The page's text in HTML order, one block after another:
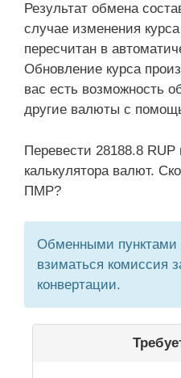
Результат обмена
случае изменения
пересчитан в
Обновление курса
вас есть возможность
другие валюты с
Перевести 28188.8
калькулятора валют.
ПМР?
Обменными пунктами
взиматься комиссия
конвертации.